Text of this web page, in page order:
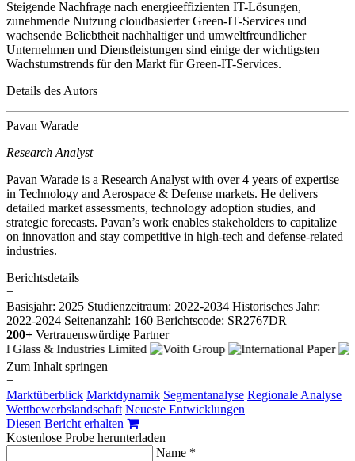
Steigende Nachfrage nach energieeffizienten IT-Lösungen,
zunehmende Nutzung cloudbasierter Green-IT-Services und
wachsende Beliebtheit nachhaltiger und umweltfreundlicher
Unternehmen und Dienstleistungen sind einige der wichtigsten
Wachstumstrends für den Markt für Green-IT-Services.
Details des Autors
Pavan Warade
Research Analyst
Pavan Warade is a Research Analyst with over 4 years of expertise
in Technology and Aerospace & Defense markets. He delivers
detailed market assessments, technology adoption studies, and
strategic forecasts. Pavan’s work enables stakeholders to capitalize
on innovation and stay competitive in high-tech and defense-related
industries.
Berichtsdetails
−
Basisjahr: 2025 Studienzeitraum: 2022-2034 Historisches Jahr:
2022-2024 Seitenanzahl: 160 Berichtscode: SR2767DR
200+ Vertrauenswürdige Partner
Zum Inhalt springen
−
Marktüberblick Marktdynamik Segmentanalyse Regionale Analyse
Wettbewerbslandschaft Neueste Entwicklungen
Diesen Bericht erhalten
Kostenlose Probe herunterladen
Name *